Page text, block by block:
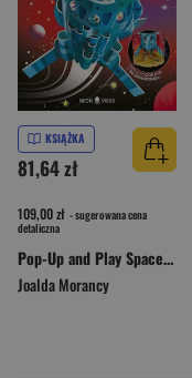
KSIĄŻKA
81,64 zł
109,00 zł - sugerowana cena
detaliczna
Pop-Up and Play Spaceship
Joalda Morancy